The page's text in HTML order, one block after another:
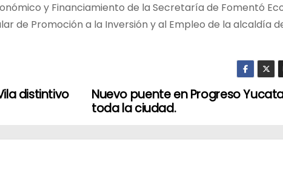
y Financiamiento de la Secretaría de Fomentó
de Promoción a la Inversión y al Empleo de la alcaldía
Nuevo puente en Progreso
toda la ciudad.
distintivo